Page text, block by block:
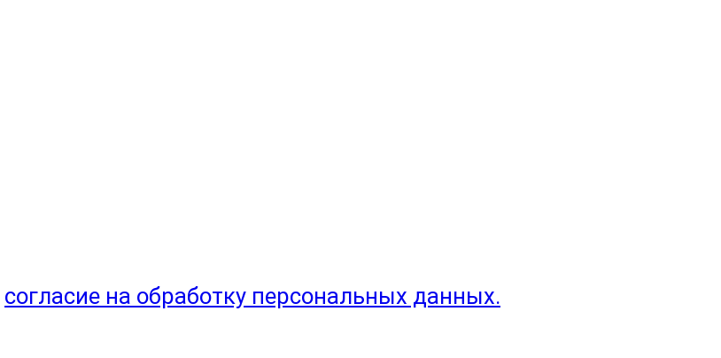
согласие на обработку персональных данных.